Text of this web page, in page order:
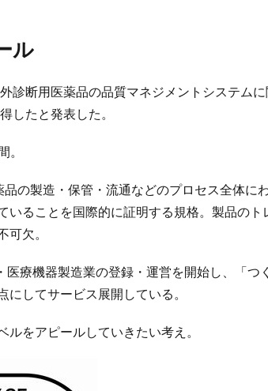
ル
診断用医薬品の品質マネジメントシステム
したと発表した。
。
の製造・保管・流通などのプロセス全体に
いることを国際的に証明する規格。製品のト
欠。
療機器製造業の登録・運営を開始し、「つ
してサービス展開している。
をアピールしていきたい考え。